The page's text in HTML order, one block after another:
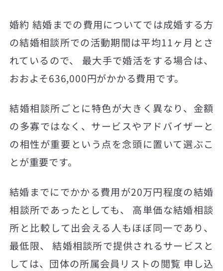
婚約 結婚までの費用についてでは成婚する方
の結婚相談所での活動期間は平均11ヶ月とさ
れているので、 最大手で婚活をする場合は、
おおよそ636,000円がかかる費用です。
結婚相談所ごとに特色が大きく異なり、金額
の多寡ではなく、サービスやアドバイザーと
の相性が重要という点を念頭に置いて選ぶこ
とが重要です。
結婚までにでかかる費用が20万円程度の結婚
相談所であったとしても、 高単価な結婚相談
所と比較して出会える人もほぼ同一であり、
最低限、 結婚相談所で提供されるサービスと
しては、団体の所属会員リストの閲覧 申し込